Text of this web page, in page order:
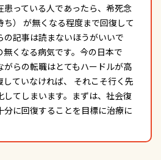
っている人であったら、希死念
） が無くなる程度まで回復して
の記事は読まないほうがいいで
くなる病気です。今の日本で
がらの転職はとてもハードルが高
ていなければ、 それこそ行く先
てしまいます。まずは、社会復
分に回復することを目標に治療に